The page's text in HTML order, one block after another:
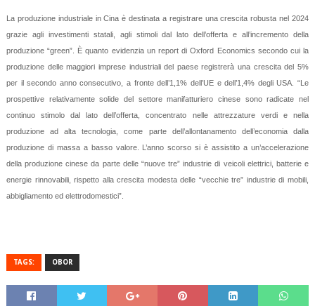
La produzione industriale in Cina è destinata a registrare una crescita robusta nel 2024
grazie agli investimenti statali, agli stimoli dal lato dell’offerta e all’incremento della
produzione “green”. È quanto evidenzia un report di Oxford Economics secondo cui la
produzione delle maggiori imprese industriali del paese registrerà una crescita del 5%
per il secondo anno consecutivo, a fronte dell’1,1% dell’UE e dell’1,4% degli USA. “Le
prospettive relativamente solide del settore manifatturiero cinese sono radicate nel
continuo stimolo dal lato dell’offerta, concentrato nelle attrezzature verdi e nella
produzione ad alta tecnologia, come parte dell’allontanamento dell’economia dalla
produzione di massa a basso valore. L’anno scorso si è assistito a un’accelerazione
della produzione cinese da parte delle “nuove tre” industrie di veicoli elettrici, batterie e
energie rinnovabili, rispetto alla crescita modesta delle “vecchie tre” industrie di mobili,
abbigliamento ed elettrodomestici”.
TAGS: OBOR